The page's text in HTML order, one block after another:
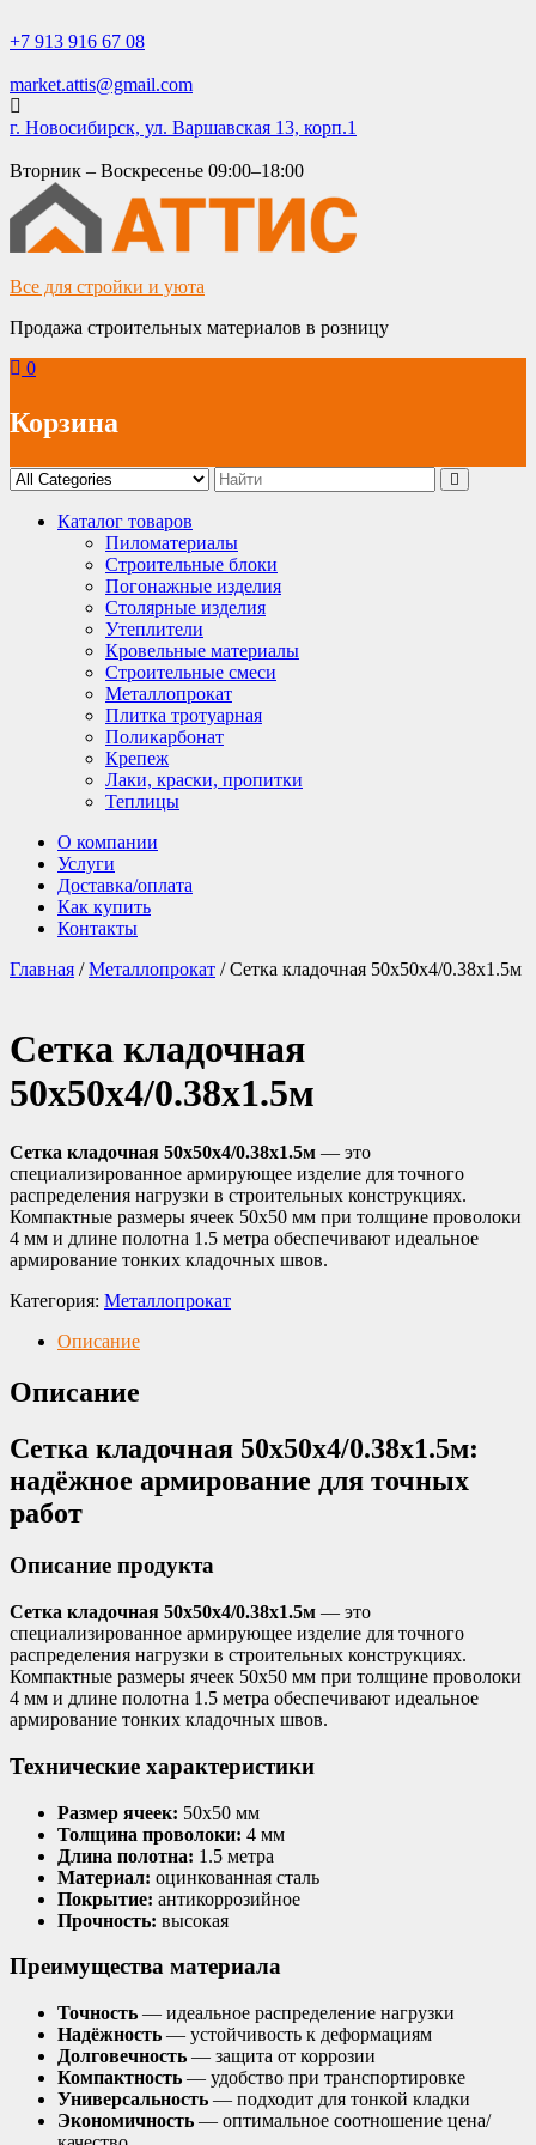
to
+7 913 916 67 08
market.attis@gmail.com
г. Новосибирск, ул. Варшавская 13, корп.1
Вторник – Воскресенье 09:00–18:00
Все для стройки и уюта
Продажа строительных материалов в розницу
0
Корзина
Каталог товаров
Пиломатериалы
Строительные блоки
Погонажные изделия
Столярные изделия
Утеплители
Кровельные материалы
Строительные смеси
Металлопрокат
Плитка тротуарная
Поликарбонат
Крепеж
Лаки, краски, пропитки
Теплицы
О компании
Услуги
Доставка/оплата
Как купить
Контакты
Главная /Металлопрокат / Сетка кладочная 50х50х4/0.38х1.5м
Сетка кладочная
50х50х4/0.38х1.5м
Сетка кладочная 50х50х4/0.38х1.5м — это
специализированное армирующее изделие для точного
распределения нагрузки в строительных конструкциях.
Компактные размеры ячеек 50х50 мм при толщине проволоки
4 мм и длине полотна 1.5 метра обеспечивают идеальное
армирование тонких кладочных швов.
Категория: Металлопрокат
Описание
Описание
Сетка кладочная 50х50х4/0.38х1.5м:
надёжное армирование для точных
работ
Описание продукта
Сетка кладочная 50х50х4/0.38х1.5м — это
специализированное армирующее изделие для точного
распределения нагрузки в строительных конструкциях.
Компактные размеры ячеек 50х50 мм при толщине проволоки
4 мм и длине полотна 1.5 метра обеспечивают идеальное
армирование тонких кладочных швов.
Технические характеристики
Размер ячеек: 50х50 мм
Толщина проволоки: 4 мм
Длина полотна: 1.5 метра
Материал: оцинкованная сталь
Покрытие: антикоррозийное
Прочность: высокая
Преимущества материала
Точность — идеальное распределение нагрузки
Надёжность — устойчивость к деформациям
Долговечность — защита от коррозии
Компактность — удобство при транспортировке
Универсальность — подходит для тонкой кладки
Экономичность — оптимальное соотношение цена/